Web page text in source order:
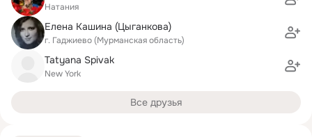
Натания
Елена Кашина (Цыганкова)
г. Гаджиево (Мурманская область)
Tatyana Spivak
New York
Все друзья